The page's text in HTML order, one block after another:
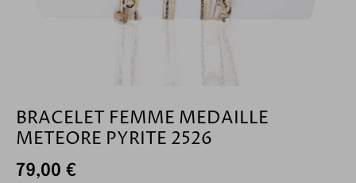
BRACELET FEMME MEDAILLE
METEORE PYRITE 2526
79,00 €